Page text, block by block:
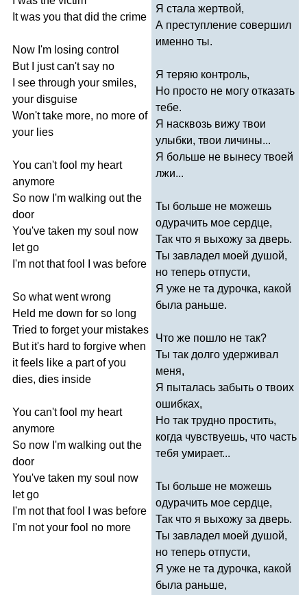
It was you that did the crime
Now I'm losing control
But
just can't say no
see through your smiles,
your disguise
Won't take more, no more of
your lies
You can't fool my heart
anymore
So now I'm walking out the
door
You've taken my soul now
let go
I'm not that fool was before
So what went wrong
Held me down for so long
Tried to forget your mistakes
But it's hard to forgive when
it feels like a part of you
dies, dies inside
You can't fool my heart
anymore
So now I'm walking out the
door
You've taken my soul now
let go
I'm not that fool was before
I'm not your fool no more
Я стала жертвой,
А преступление совершил
именно ты.
Я теряю контроль,
Но просто не могу отказать
тебе.
Я насквозь вижу твои
улыбки, твои личины...
Я больше не вынесу твоей
лжи...
Ты больше не можешь
одурачить мое сердце,
Так что я выхожу за дверь.
Ты завладел моей душой,
но теперь отпусти,
Я уже не та дурочка, какой
была раньше.
Что же пошло не так?
Ты так долго удерживал
меня,
Я пыталась забыть о твоих
ошибках,
Но так трудно простить,
когда чувствуешь, что часть
тебя умирает...
Ты больше не можешь
одурачить мое сердце,
Так что я выхожу за дверь.
Ты завладел моей душой,
но теперь отпусти,
Я уже не та дурочка, какой
была раньше,